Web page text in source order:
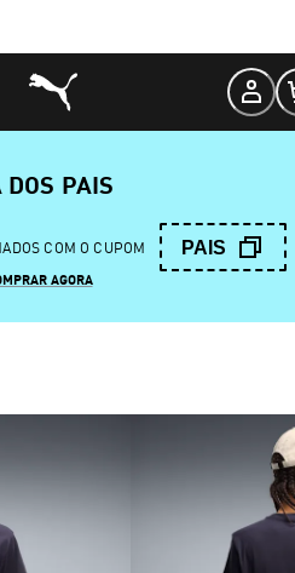
DOS PAIS
COM O CUPOM PAIS
AGORA